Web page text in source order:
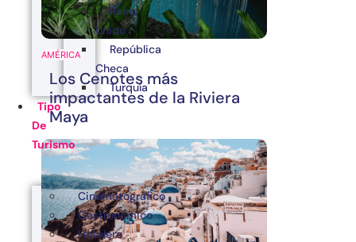
AMÉRICA
Los Cenotes más
impactantes de la Riviera
Maya
Reino
Unido
República
Checa
Turquía
Tipo
De
Turismo
Cinematográfico
Gastronómico
Hotelero